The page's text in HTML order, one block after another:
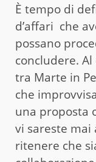
È tempo di
d’affari che
possano
concludere.
tra Marte in
che
una proposta
vi sareste
ritenere che